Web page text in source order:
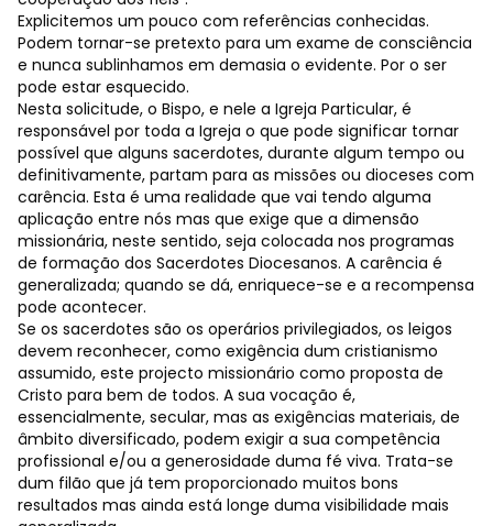
Explicitemos um pouco com referências conhecidas.
Podem tornar-se pretexto para um exame de consciência
e nunca sublinhamos em demasia o evidente. Por o ser
pode estar esquecido.
Nesta solicitude, o Bispo, e nele a Igreja Particular, é
responsável por toda a Igreja o que pode significar tornar
possível que alguns sacerdotes, durante algum tempo ou
definitivamente, partam para as missões ou dioceses com
carência. Esta é uma realidade que vai tendo alguma
aplicação entre nós mas que exige que a dimensão
missionária, neste sentido, seja colocada nos programas
de formação dos Sacerdotes Diocesanos. A carência é
generalizada; quando se dá, enriquece-se e a recompensa
pode acontecer.
Se os sacerdotes são os operários privilegiados, os leigos
devem reconhecer, como exigência dum cristianismo
assumido, este projecto missionário como proposta de
Cristo para bem de todos. A sua vocação é,
essencialmente, secular, mas as exigências materiais, de
âmbito diversificado, podem exigir a sua competência
profissional e/ou a generosidade duma fé viva. Trata-se
dum filão que já tem proporcionado muitos bons
resultados mas ainda está longe duma visibilidade mais